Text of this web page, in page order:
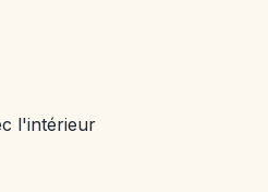
l'intérieur